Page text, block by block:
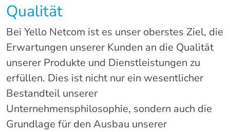
Qualität
Bei Yello Netcom ist es unser oberstes Ziel, die
Erwartungen unserer Kunden an die Qualität
unserer Produkte und Dienstleistungen zu
erfüllen. Dies ist nicht nur ein wesentlicher
Bestandteil unserer
Unternehmensphilosophie, sondern auch die
Grundlage für den Ausbau unserer